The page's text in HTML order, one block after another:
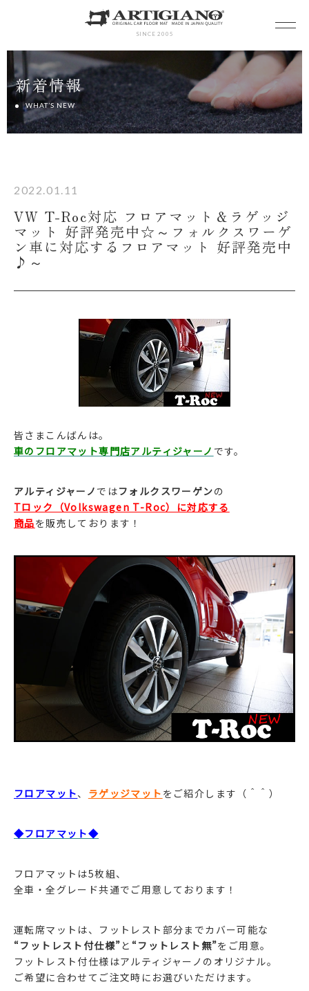
SINCE 2005
新着情報
WHAT’S NEW
2022.01.11
VW T-Roc対応 フロアマット＆ラゲッジ
マット 好評発売中☆～フォルクスワーゲ
ン車に対応するフロアマット 好評発売中
♪～
皆さまこんばんは。
車のフロアマット専門店アルティジャーノ です。
アルティジャーノ ではフォルクスワーゲンの
Tロック（Volkswagen T-Roc）に対応する
商品を販売しております！
フロアマット、 ラゲッジマット をご紹介します（＾＾）
◆フロアマット◆
フロアマットは5枚組、
全車・全グレード共通でご用意しております！
運転席マットは、フットレスト部分までカバー可能な
“フットレスト付仕様”と “フットレスト無”をご用意。
フットレスト付仕様はアルティジャーノのオリジナル。
ご希望に合わせてご注文時にお選びいただけます。